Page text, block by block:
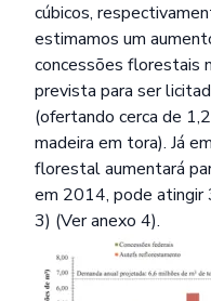
cúbicos,
estimamos um
concessões florestais
prevista para ser
(ofertando cerca de
madeira em tora). Já
florestal aumentará
em 2014, pode atingir
3) (Ver anexo 4).